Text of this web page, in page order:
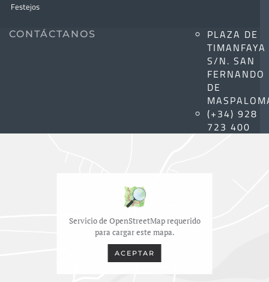
Festejos
CONTÁCTANOS
PLAZA DE
TIMANFAYA
S/N. SAN
FERNANDO
DE
(+34) 928
723 400
Servicio de OpenStreetMap requerido
para cargar este mapa.
ACEPTAR